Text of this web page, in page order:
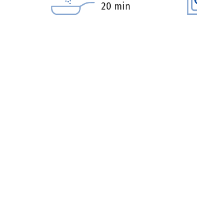
20 min